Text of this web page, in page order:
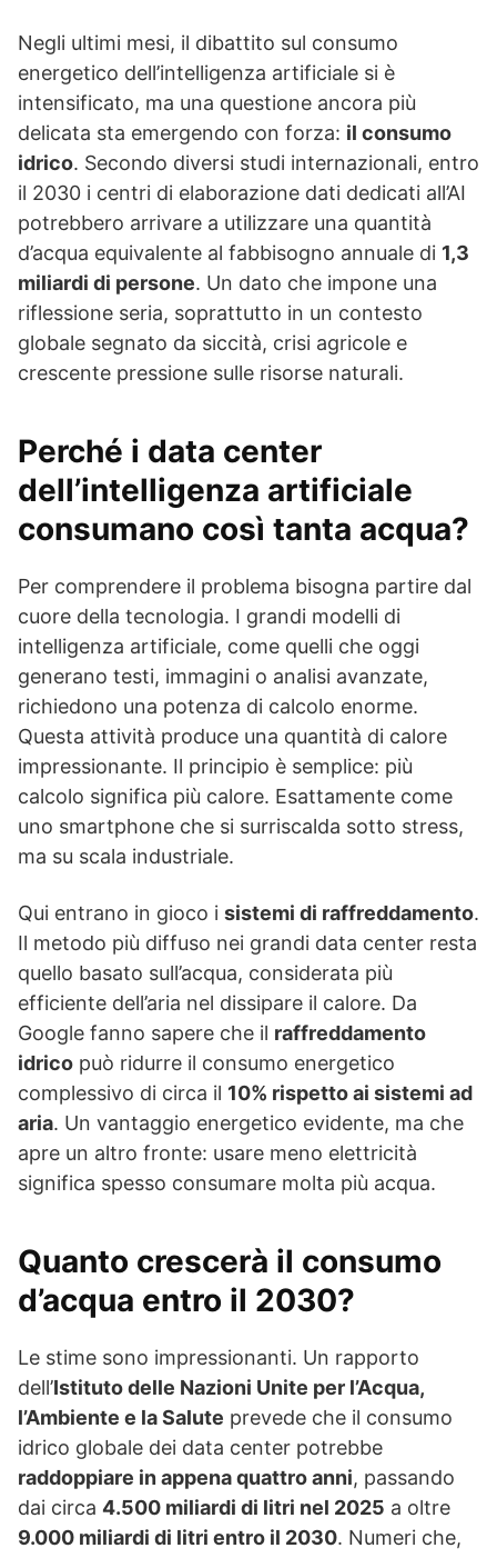
Negli ultimi mesi, il dibattito sul consumo
energetico dell’intelligenza artificiale si è
intensificato, ma una questione ancora più
delicata sta emergendo con forza: il consumo
idrico. Secondo diversi studi internazionali, entro
il 2030 i centri di elaborazione dati dedicati all’AI
potrebbero arrivare a utilizzare una quantità
d’acqua equivalente al fabbisogno annuale di 1,3
miliardi di persone. Un dato che impone una
riflessione seria, soprattutto in un contesto
globale segnato da siccità, crisi agricole e
crescente pressione sulle risorse naturali.
Perché i data center
dell’intelligenza artificiale
consumano così tanta acqua?
Per comprendere il problema bisogna partire dal
cuore della tecnologia. I grandi modelli di
intelligenza artificiale, come quelli che oggi
generano testi, immagini o analisi avanzate,
richiedono una potenza di calcolo enorme.
Questa attività produce una quantità di calore
impressionante. Il principio è semplice: più
calcolo significa più calore. Esattamente come
uno smartphone che si surriscalda sotto stress,
ma su scala industriale.
Qui entrano in gioco i sistemi di raffreddamento.
Il metodo più diffuso nei grandi data center resta
quello basato sull’acqua, considerata più
efficiente dell’aria nel dissipare il calore. Da
Google fanno sapere che il raffreddamento
idrico può ridurre il consumo energetico
complessivo di circa il 10% rispetto ai sistemi ad
aria. Un vantaggio energetico evidente, ma che
apre un altro fronte: usare meno elettricità
significa spesso consumare molta più acqua.
Quanto crescerà il consumo
d’acqua entro il 2030?
Le stime sono impressionanti. Un rapporto
dell’Istituto delle Nazioni Unite per l’Acqua,
l’Ambiente e la Salute prevede che il consumo
idrico globale dei data center potrebbe
raddoppiare in appena quattro anni, passando
dai circa 4.500 miliardi di litri nel 2025 a oltre
9.000 miliardi di litri entro il 2030. Numeri che,